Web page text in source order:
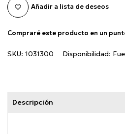
Añadir a lista de deseos
Compraré este producto en un
SKU: 1031300 Disponibilidad:
Descripción